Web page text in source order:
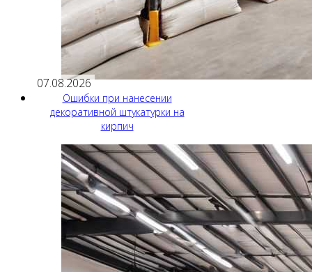
07.08.2026
Ошибки при нанесении
декоративной штукатурки на
кирпич